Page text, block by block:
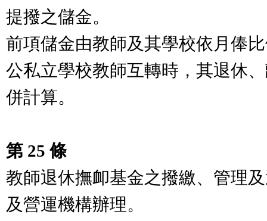
提撥之儲金。
前項儲金由教師及其學校依月俸
公私立學校教師互轉時，其退休
併計算。
第 25 條
教師退休撫卹基金之撥繳、管理
及營運機構辦理。